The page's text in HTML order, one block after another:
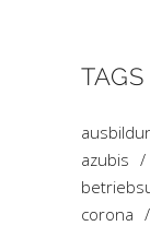
TAGS
azubis
corona